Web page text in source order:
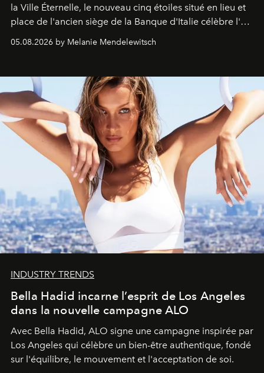
la Ville Éternelle, le nouveau cinq étoiles situé en lieu et
place de l'ancien siège de la Banque d'Italie célèbre l'art
de vivre Romain dans toute son élégance intemporelle.
05.08.2026 by Melanie Mendelewitsch
INDUSTRY TRENDS
Bella Hadid incarne l’esprit de Los Angeles
dans la nouvelle campagne ALO
Avec Bella Hadid, ALO signe une campagne inspirée par
Los Angeles qui célèbre un bien-être authentique, fondé
sur l'équilibre, le mouvement et l'acceptation de soi.